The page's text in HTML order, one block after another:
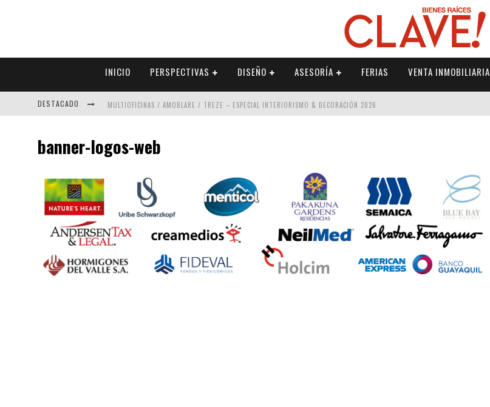
INICIO PERSPECTIVAS DISEÑO ASESORÍA FERIAS VENTA INMOBILIARIA
DESTACADO MULTIOFICINAS / AMOBLARE / TREZE – ESPECIAL INTERIORISMO & DECORACIÓN 2026
COLINEAL – ESPECIAL INTERIORISMO & DECORACIÓN 2026
ADRIANA HOYOS DESIGN STUDIO – ESPECIAL INTERIORISMO & DECORACIÓN 2026
banner-logos-web